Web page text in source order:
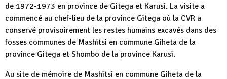
de 1972-1973 en province de Gitega et Karusi. La visite a
commencé au chef-lieu de la province Gitega où la CVR a
conservé provisoirement les restes humains excavés dans des
fosses communes de Mashitsi en commune Giheta de la
province Gitega et Shombo de la province Karusi.
Au site de mémoire de Mashitsi en commune Giheta de la